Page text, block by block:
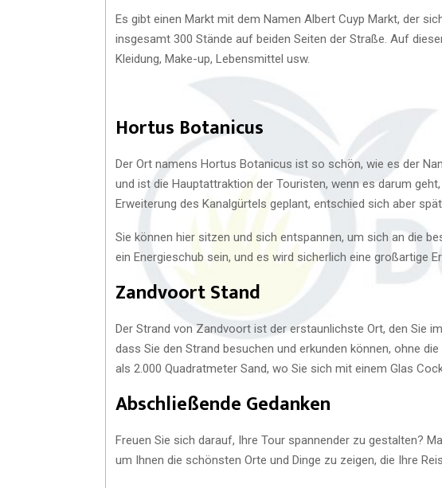
Es gibt einen Markt mit dem Namen Albert Cuyp Markt, der
insgesamt 300 Stände auf beiden Seiten der Straße. Auf
Kleidung, Make-up, Lebensmittel usw.
Hortus Botanicus
Der Ort namens Hortus Botanicus ist so schön, wie es der
und ist die Hauptattraktion der Touristen, wenn es darum
Erweiterung des Kanalgürtels geplant, entschied sich aber
Sie können hier sitzen und sich entspannen, um sich an die
ein Energieschub sein, und es wird sicherlich eine großartige
Zandvoort Stand
Der Strand von Zandvoort ist der erstaunlichste Ort, den Sie
dass Sie den Strand besuchen und erkunden können, ohne
als 2.000 Quadratmeter Sand, wo Sie sich mit einem Glas
Abschließende Gedanken
Freuen Sie sich darauf, Ihre Tour spannender zu gestalten?
um Ihnen die schönsten Orte und Dinge zu zeigen, die Ihre